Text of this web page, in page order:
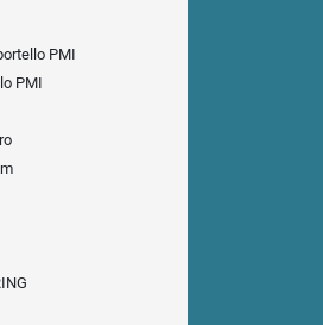
PMI
PMI